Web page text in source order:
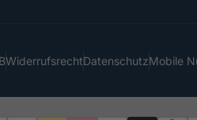
WiderrufsrechtDatenschutzMobile